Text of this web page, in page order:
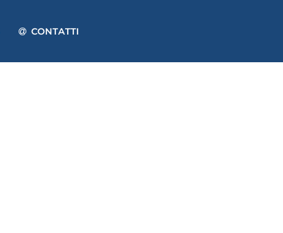
CONTATTI